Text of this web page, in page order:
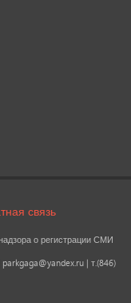
связь
о регистрации СМИ
parkgaga@yandex.ru | т.(846)